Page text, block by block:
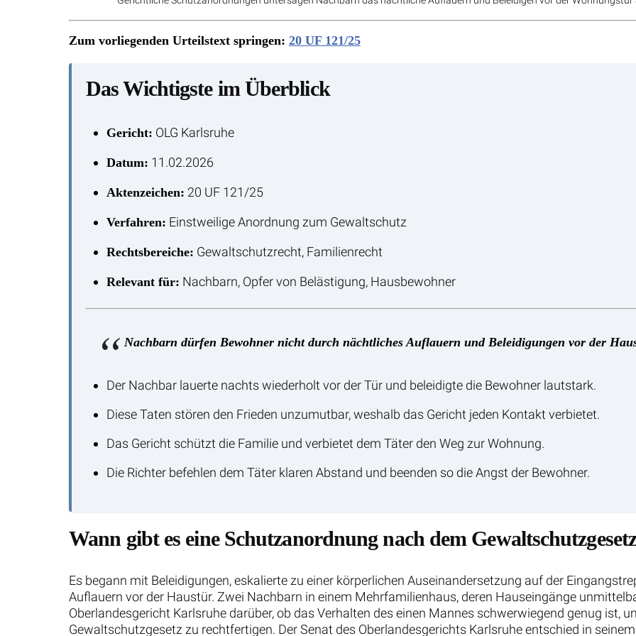
Zum vorliegenden Urteilstext springen: 20 UF 121/25
Das Wichtigste im Überblick
Gericht: OLG Karlsruhe
Datum: 11.02.2026
Aktenzeichen: 20 UF 121/25
Verfahren: Einstweilige Anordnung zum Gewaltschutz
Rechtsbereiche: Gewaltschutzrecht, Familienrecht
Relevant für: Nachbarn, Opfer von Belästigung, Hausbewohner
Nachbarn dürfen Bewohner nicht durch nächtliches Auflauern und Beleidigungen vor der
Der Nachbar lauerte nachts wiederholt vor der Tür und beleidigte die Bewohner lautstark.
Diese Taten stören den Frieden unzumutbar, weshalb das Gericht jeden Kontakt verbietet.
Das Gericht schützt die Familie und verbietet dem Täter den Weg zur Wohnung.
Die Richter befehlen dem Täter klaren Abstand und beenden so die Angst der Bewohner.
Wann gibt es eine Schutzanordnung nach dem
Es begann mit Beleidigungen, eskalierte zu einer körperlichen Auseinandersetzung auf der
Auflauern vor der Haustür. Zwei Nachbarn in einem Mehrfamilienhaus, deren Hauseingänge
Oberlandesgericht Karlsruhe darüber, ob das Verhalten des einen Mannes schwerwiegend genug ist,
Gewaltschutzgesetz zu rechtfertigen. Der Senat des Oberlandesgerichts Karlsruhe entschied in